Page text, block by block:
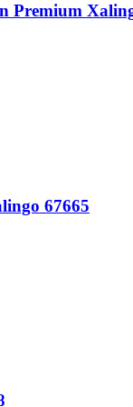
Premium
67665